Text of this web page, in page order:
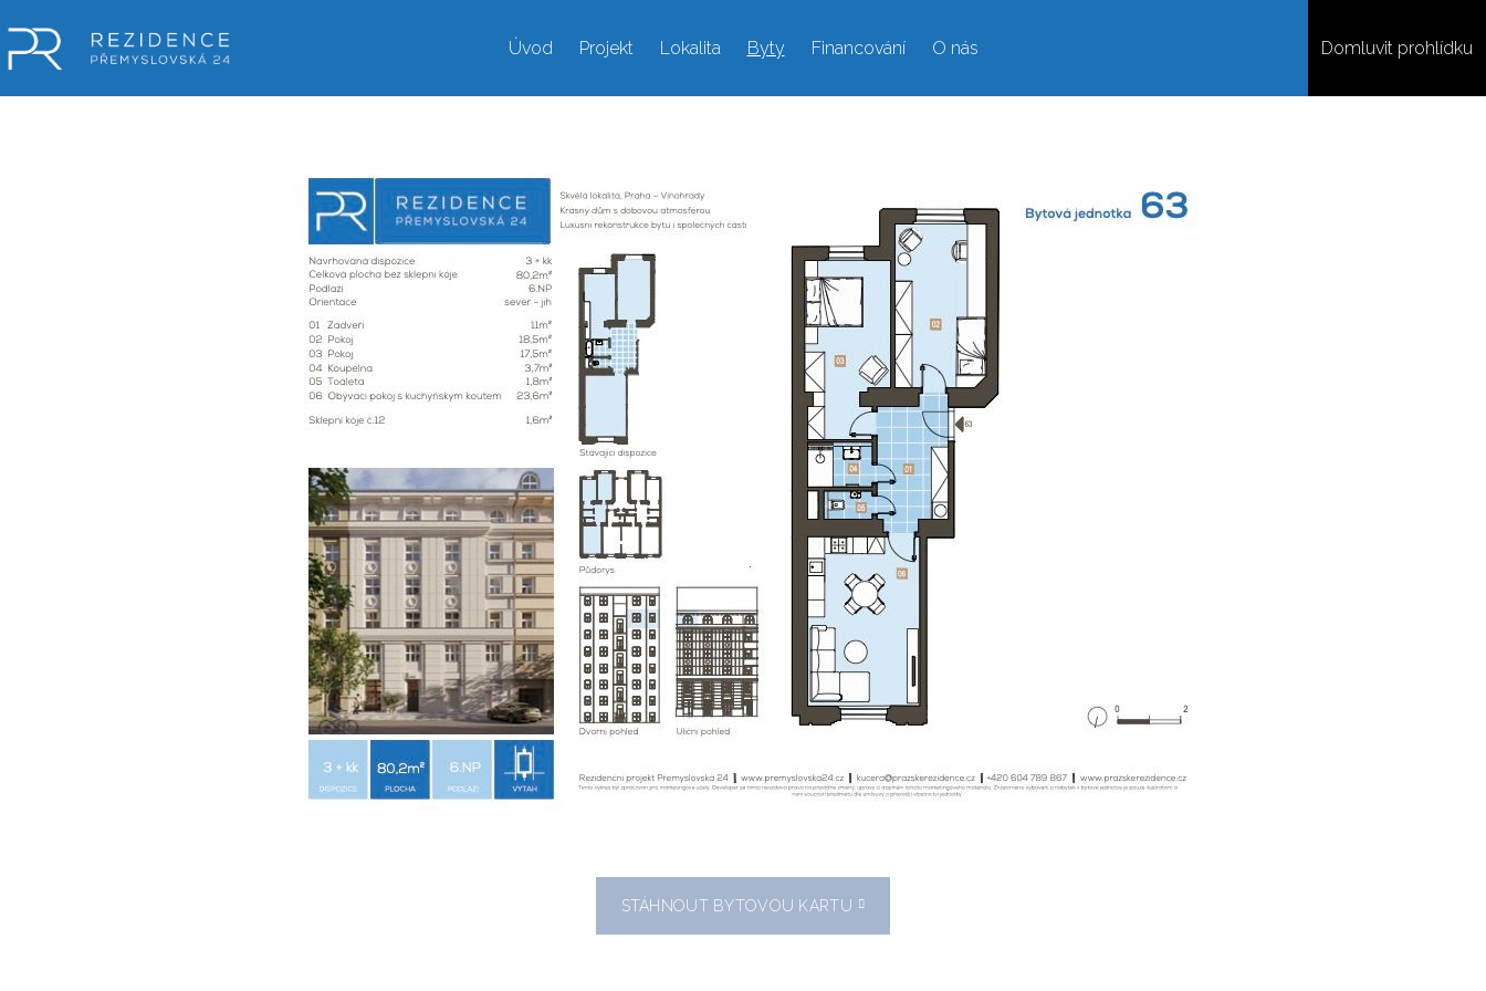
Úvod Projekt Lokalita Byty Financování O nás Domluvit prohlídku
STÁHNOUT BYTOVOU KARTU